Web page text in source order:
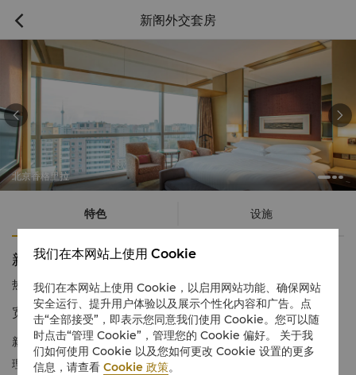
 新阁外交套房
北京香格里拉
 
特色 设施
新阁外交套房
热线电话 1 866 565 5050
宽敞开阔的空间 绚丽多姿的景致
新阁外交套房典雅，宽敞舒适，是宾客举行商务会议或娱乐活动的
理想之所，宾客更可在大飘窗旁欣赏北京城市美景或酒店中式园林
我们在本网站上使用 Cookie
我们在本网站上使用 Cookie，以启用网站功能、确保网站
安全运行、提升用户体验以及展示个性化内容和广告。点
击“全部接受”，即表示您同意我们使用 Cookie。您可以随
时点击“管理 Cookie”，管理您的 Cookie 偏好。 关于我
们如何使用 Cookie 以及您如何更改 Cookie 设置的更多
信息，请查看Cookie 政策。